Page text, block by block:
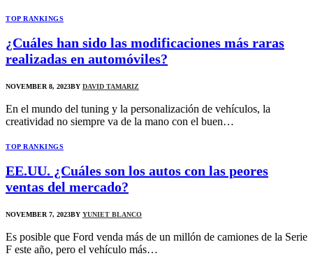
TOP RANKINGS
¿Cuáles han sido las modificaciones más raras
realizadas en automóviles?
NOVEMBER 8, 2023BY DAVID TAMARIZ
En el mundo del tuning y la personalización de vehículos, la
creatividad no siempre va de la mano con el buen…
TOP RANKINGS
EE.UU. ¿Cuáles son los autos con las peores
ventas del mercado?
NOVEMBER 7, 2023BY YUNIET BLANCO
Es posible que Ford venda más de un millón de camiones de la Serie
F este año, pero el vehículo más…